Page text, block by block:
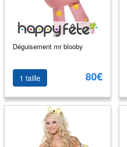
Déguisement mr blooby
1 taille 80€